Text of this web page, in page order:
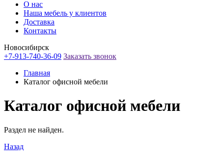
О нас
Наша мебель у клиентов
Доставка
Контакты
Новосибирск
+7-913-740-36-09 Заказать звонок
Главная
Каталог офисной мебели
Каталог офисной мебели
Раздел не найден.
Назад